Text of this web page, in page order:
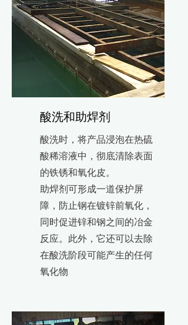
酸洗和助焊剂
酸洗时，将产品浸泡在热硫
酸稀溶液中，彻底清除表面
的铁锈和氧化皮。
助焊剂可形成一道保护屏
障，防止钢在镀锌前氧化，
同时促进锌和钢之间的冶金
反应。此外，它还可以去除
在酸洗阶段可能产生的任何
氧化物